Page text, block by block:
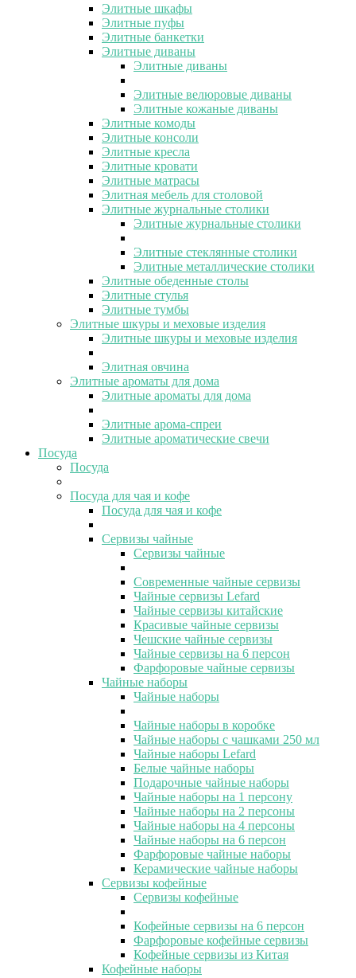
Элитные шкафы
Элитные пуфы
Элитные банкетки
Элитные диваны
Элитные диваны
Элитные велюровые диваны
Элитные кожаные диваны
Элитные комоды
Элитные консоли
Элитные кресла
Элитные кровати
Элитные матрасы
Элитная мебель для столовой
Элитные журнальные столики
Элитные журнальные столики
Элитные стеклянные столики
Элитные металлические столики
Элитные обеденные столы
Элитные стулья
Элитные тумбы
Элитные шкуры и меховые изделия
Элитные шкуры и меховые изделия
Элитная овчина
Элитные ароматы для дома
Элитные ароматы для дома
Элитные арома-спреи
Элитные ароматические свечи
Посуда
Посуда
Посуда для чая и кофе
Посуда для чая и кофе
Сервизы чайные
Сервизы чайные
Современные чайные сервизы
Чайные сервизы Lefard
Чайные сервизы китайские
Красивые чайные сервизы
Чешские чайные сервизы
Чайные сервизы на 6 персон
Фарфоровые чайные сервизы
Чайные наборы
Чайные наборы
Чайные наборы в коробке
Чайные наборы с чашками 250 мл
Чайные наборы Lefard
Белые чайные наборы
Подарочные чайные наборы
Чайные наборы на 1 персону
Чайные наборы на 2 персоны
Чайные наборы на 4 персоны
Чайные наборы на 6 персон
Фарфоровые чайные наборы
Керамические чайные наборы
Сервизы кофейные
Сервизы кофейные
Кофейные сервизы на 6 персон
Фарфоровые кофейные сервизы
Кофейные сервизы из Китая
Кофейные наборы